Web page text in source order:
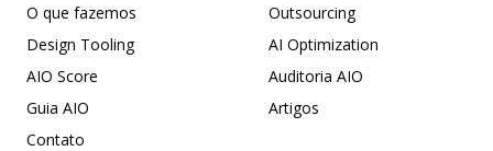
O que fazemos
Outsourcing
Design Tooling
AI Optimization
AIO Score
Auditoria AIO
Guia AIO
Artigos
Contato